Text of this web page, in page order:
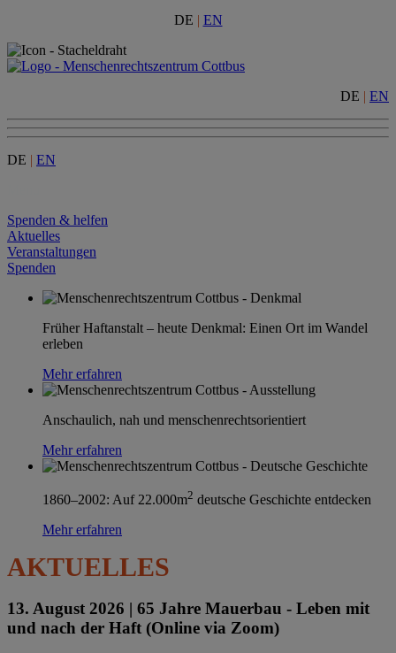
DE | EN
DE | EN
DE | EN
Spenden & helfen
Aktuelles
Veranstaltungen
Spenden
Früher Haftanstalt – heute Denkmal: Einen Ort im Wandel
erleben
Mehr erfahren
Anschaulich, nah und menschenrechtsorientiert
Mehr erfahren
1860–2002: Auf 22.000m2 deutsche Geschichte entdecken
Mehr erfahren
AKTUELLES
13. August 2026 | 65 Jahre Mauerbau - Leben mit
und nach der Haft (Online via Zoom)